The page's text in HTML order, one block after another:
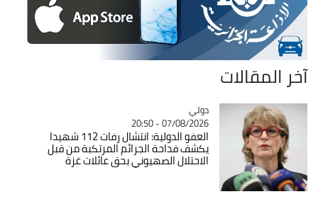
آخر المقالات
Catégorie
دولي
07/08/2026 - 20:50
العفو الدولية: انتشال رفات 112 شهيدا
يكشف فداحة الجرائم المرتكبة من قبل
الاحتلال الصهيوني بحق عائلات غزة